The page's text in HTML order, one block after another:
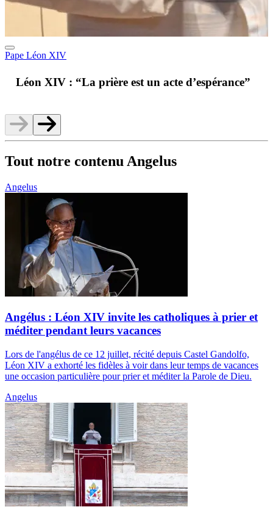
Pape Léon XIV
Léon XIV : “La prière est un acte d’espérance”
Tout notre contenu Angelus
Angelus
Angélus : Léon XIV invite les catholiques à prier et
méditer pendant leurs vacances
Lors de l'angélus de ce 12 juillet, récité depuis Castel Gandolfo,
Léon XIV a exhorté les fidèles à voir dans leur temps de vacances
une occasion particulière pour prier et méditer la Parole de Dieu.
Angelus